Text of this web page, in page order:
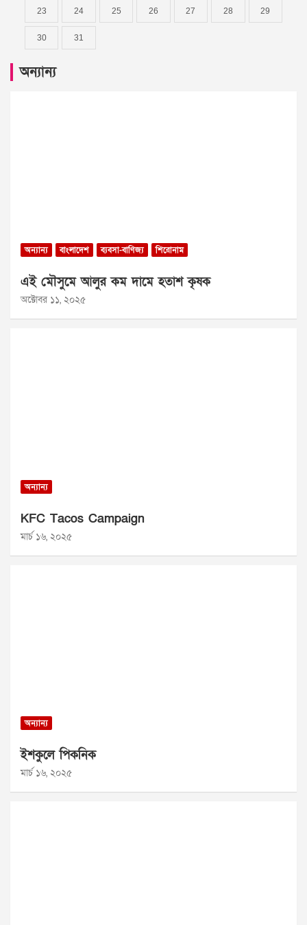
23 24 25 26 27 28 29
30 31
অন্যান্য
অন্যান্য বাংলাদেশ ব্যবসা-বাণিজ্য শিরোনাম
এই মৌসুমে আলুর কম দামে হতাশ কৃষক
অক্টোবর ১১, ২০২৫
অন্যান্য
KFC Tacos Campaign
মার্চ ১৬, ২০২৫
অন্যান্য
ইশকুলে পিকনিক
মার্চ ১৬, ২০২৫